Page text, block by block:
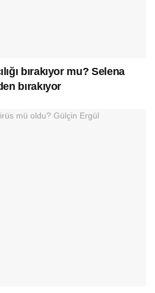
bırakıyor mu? Selena
bırakıyor